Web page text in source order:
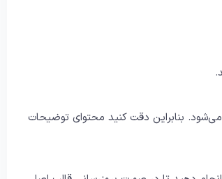
در حدود 150 تا 160 کاراکتر نمایش داده می‌شود. بنابراین دقت کنید محتوای توضیحات